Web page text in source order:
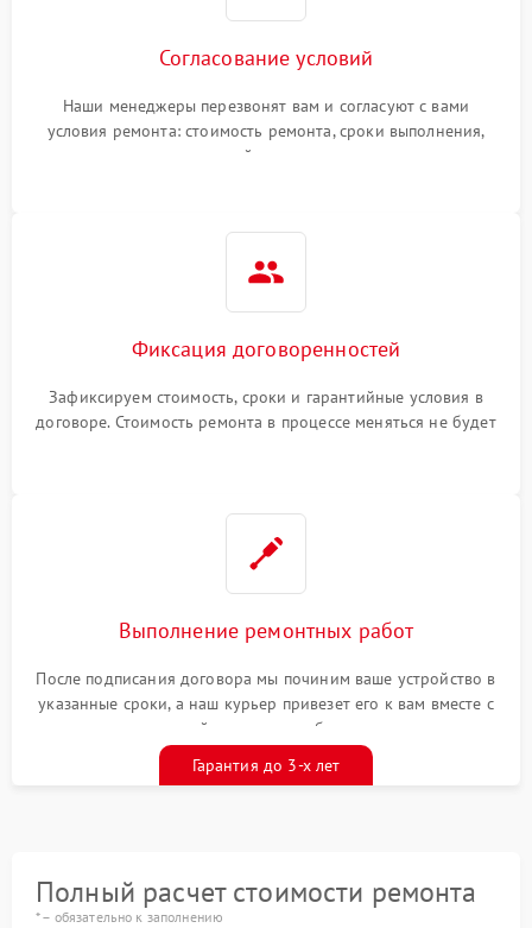
Согласование условий
Наши менеджеры перезвонят вам и согласуют с вами
условия ремонта: стоимость ремонта, сроки выполнения,
гарантийные условия
Фиксация договоренностей
Зафиксируем стоимость, сроки и гарантийные условия в
договоре. Стоимость ремонта в процессе меняться не будет
Выполнение ремонтных работ
После подписания договора мы починим ваше устройство в
указанные сроки, а наш курьер привезет его к вам вместе с
гарантийным талоном бесплатно
Гарантия до 3-х лет
Полный расчет стоимости ремонта
* – обязательно к заполнению